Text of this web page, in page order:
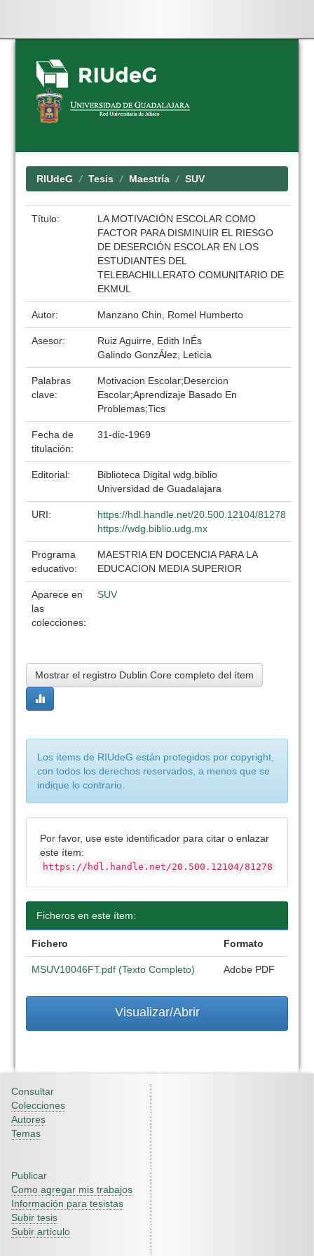
Skip
navigation
RIUdeG Tesis Maestría SUV
Título:
LA MOTIVACIÓN ESCOLAR COMO
FACTOR PARA DISMINUIR EL RIESGO
DE DESERCIÓN ESCOLAR EN LOS
ESTUDIANTES DEL
TELEBACHILLERATO COMUNITARIO DE
EKMUL
Autor: Manzano Chin, Romel Humberto
Asesor:
Ruiz Aguirre, Edith InÉs
Galindo GonzÁlez, Leticia
Palabras
clave:
Motivacion Escolar;Desercion
Escolar;Aprendizaje Basado En
Problemas;Tics
Fecha de
titulación:
31-dic-1969
Editorial:
Biblioteca Digital wdg.biblio
Universidad de Guadalajara
URI:
https://hdl.handle.net/20.500.12104/81278
https://wdg.biblio.udg.mx
Programa
educativo:
MAESTRIA EN DOCENCIA PARA LA
EDUCACION MEDIA SUPERIOR
Aparece en
las
colecciones:
SUV
Mostrar el registro Dublin Core completo del ítem
Los ítems de RIUdeG están protegidos por copyright,
con todos los derechos reservados, a menos que se
indique lo contrario.
Por favor, use este identificador para citar o enlazar
este ítem:
https://hdl.handle.net/20.500.12104/81278
Ficheros en este ítem:
Fichero Formato
MSUV10046FT.pdf (Texto Completo) Adobe PDF
Visualizar/Abrir
Consultar
Colecciones
Autores
Temas
Publicar
Como agregar mis trabajos
Información para tesistas
Subir tesis
Subir artículo